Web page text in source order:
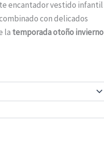
encantador vestido infantil
con delicados
la temporada otoño invierno